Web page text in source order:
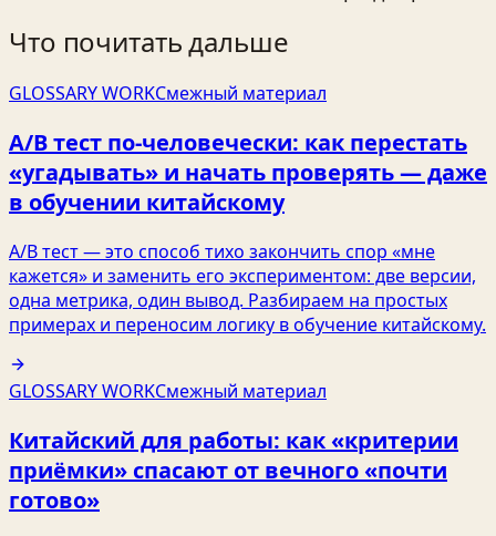
Что почитать дальше
GLOSSARY WORKСмежный материал
A/B тест по‑человечески: как перестать
«угадывать» и начать проверять — даже
в обучении китайскому
A/B тест — это способ тихо закончить спор «мне
кажется» и заменить его экспериментом: две версии,
одна метрика, один вывод. Разбираем на простых
примерах и переносим логику в обучение китайскому.
GLOSSARY WORKСмежный материал
Китайский для работы: как «критерии
приёмки» спасают от вечного «почти
готово»